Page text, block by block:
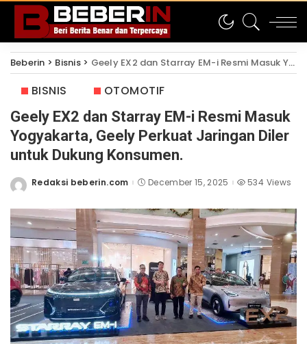
Beberin > Bisnis> Geely EX2 dan Starray EM-i Resmi Masuk Yogyakarta, Geely Perkuat Jaringan Diler untuk Dukung Konsumen.
BISNIS OTOMOTIF
Geely EX2 dan Starray EM-i Resmi Masuk
Yogyakarta, Geely Perkuat Jaringan Diler
untuk Dukung Konsumen.
Posted
Redaksi beberin.com December 15, 2025 534 Views